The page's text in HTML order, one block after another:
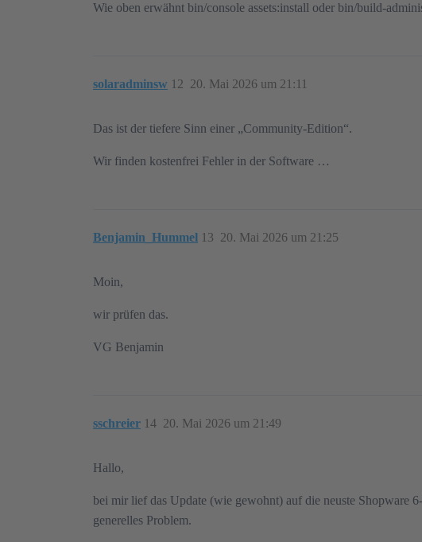
Wie oben erwähnt bin/console assets:install oder bin/build-
solaradminsw 20. Mai 2026 um 21:11
12
Das ist der tiefere Sinn einer „Community-Edition“.
Wir finden kostenfrei Fehler in der Software …
Benjamin_Hummel 20. Mai 2026 um 21:25
13
Moin,
wir prüfen das.
VG Benjamin
sschreier 20. Mai 2026 um 21:49
14
Hallo,
bei mir lief das Update (wie gewohnt) auf die neuste Shopware
generelles Problem.